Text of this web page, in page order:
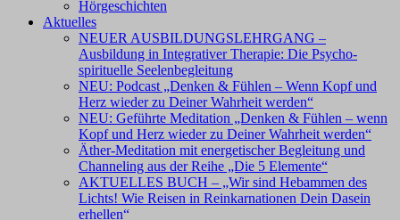
Hörgeschichten
Aktuelles
NEUER AUSBILDUNGSLEHRGANG –
Ausbildung in Integrativer Therapie: Die Psycho-
spirituelle Seelenbegleitung
NEU: Podcast „Denken & Fühlen – Wenn Kopf und
Herz wieder zu Deiner Wahrheit werden“
NEU: Geführte Meditation „Denken & Fühlen – wenn
Kopf und Herz wieder zu Deiner Wahrheit werden“
Äther-Meditation mit energetischer Begleitung und
Channeling aus der Reihe „Die 5 Elemente“
AKTUELLES BUCH – „Wir sind Hebammen des
Lichts! Wie Reisen in Reinkarnationen Dein Dasein
erhellen“